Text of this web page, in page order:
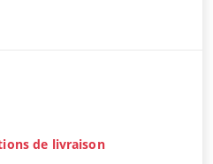
de livraison